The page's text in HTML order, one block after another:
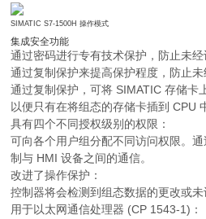
SIMATIC S7-1500H 操作模式
集成安全功能
通过密码进行专有技术保护，防止未
通过复制保护来提高保护程度，防止未
通过复制保护，可将 SIMATIC 存储卡
以便只有在将组态的存储卡插到 CPU
具有四个不同授权级别的权限：
可向各个用户组分配不同访问权限。
制与 HMI 设备之间的通信。
改进了操作保护：
控制器将会检测到组态数据的更改或未
用于以太网通信处理器 (CP 1543-1)：